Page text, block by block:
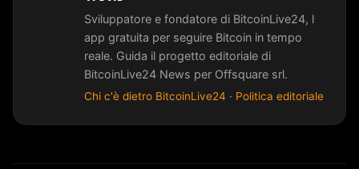
Sviluppatore e fondatore di BitcoinLive24, l
app gratuita per seguire Bitcoin in tempo
reale. Guida il progetto editoriale di
BitcoinLive24 News per Offsquare srl.
Chi c'è dietro BitcoinLive24 · Politica editoriale